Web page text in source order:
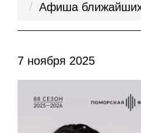
Афиша ближайших
7 ноября 2025